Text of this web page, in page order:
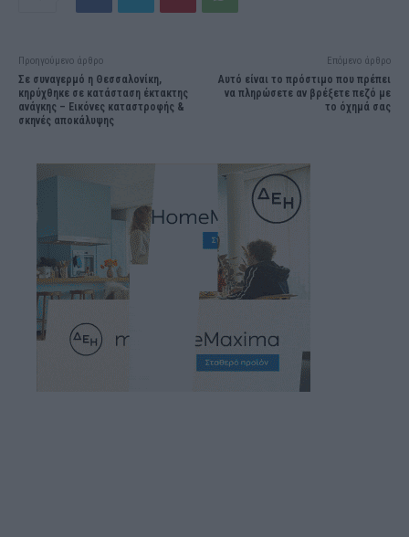
Προηγούμενο άρθρο
Σε συναγερμό η Θεσσαλονίκη,
κηρύχθηκε σε κατάσταση έκτακτης
ανάγκης – Εικόνες καταστροφής &
σκηνές αποκάλυψης
Επόμενο άρθρο
Αυτό είναι το πρόστιμο που πρέπει
να πληρώσετε αν βρέξετε πεζό με
το όχημά σας